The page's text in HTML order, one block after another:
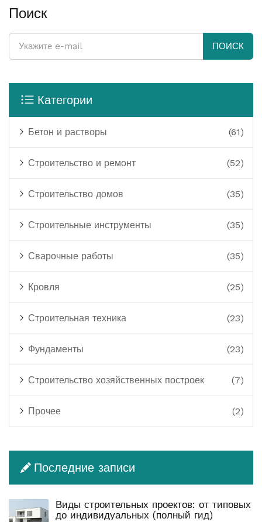
воедино, чтобы вы знали, как стать заметным. Не
руководство к действию.
Поиск
ПОИСК
Категории
Бетон и растворы (61)
Строительство и ремонт (52)
Строительство домов (35)
Строительные инструменты (35)
Сварочные работы (35)
Кровля (25)
Строительная техника (23)
Фундаменты (23)
Строительство хозяйственных построек (7)
Прочее (2)
Последние записи
Виды строительных проектов: от типовых
до индивидуальных (полный гид)